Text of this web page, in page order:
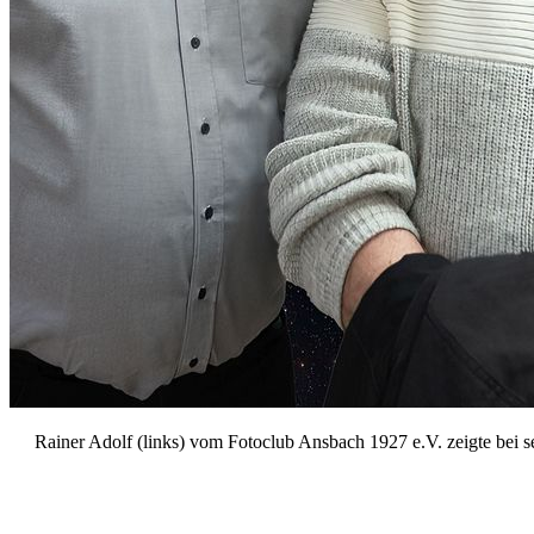
Rainer Adolf (links) vom Fotoclub Ansbach 1927 e.V. zeigte bei